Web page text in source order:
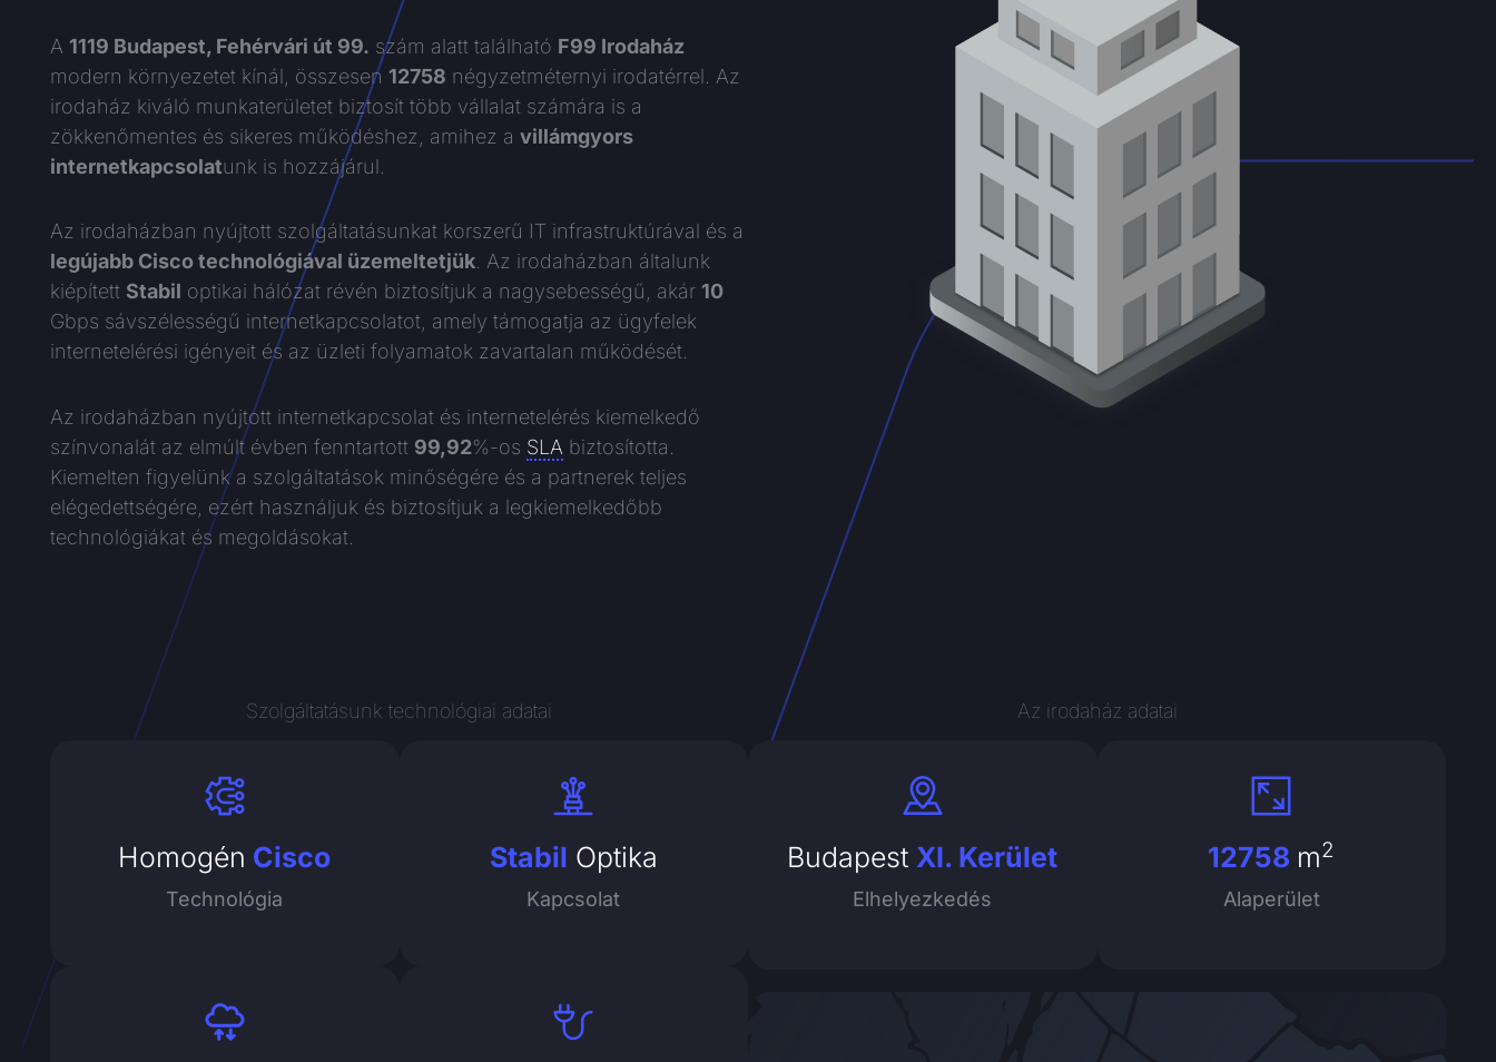
A 1119 Budapest, Fehérvári út 99. szám alatt található F99 Irodaház
modern környezetet kínál, összesen 12758 négyzetméternyi irodatérrel. Az
irodaház kiváló munkaterületet biztosít több vállalat számára is a
zökkenőmentes és sikeres működéshez, amihez a villámgyors
internetkapcsolatunk is hozzájárul.
Az irodaházban nyújtott szolgáltatásunkat korszerű IT infrastruktúrával és a
legújabb Cisco technológiával üzemeltetjük . Az irodaházban általunk
kiépített Stabil optikai hálózat révén biztosítjuk a nagysebességű, akár 10
Gbps sávszélességű internetkapcsolatot, amely támogatja az ügyfelek
internetelérési igényeit és az üzleti folyamatok zavartalan működését.
Az irodaházban nyújtott internetkapcsolat és internetelérés kiemelkedő
színvonalát az elmúlt évben fenntartott 99,92%-os SLA biztosította.
Kiemelten figyelünk a szolgáltatások minőségére és a partnerek teljes
elégedettségére, ezért használjuk és biztosítjuk a legkiemelkedőbb
technológiákat és megoldásokat.
Szolgáltatásunk technológiai adatai
Homogén Cisco
Technológia
Stabil Optika
Kapcsolat
Az irodaház adatai
Budapest XI. Kerület
Elhelyezkedés
12758 m2
Alaperület